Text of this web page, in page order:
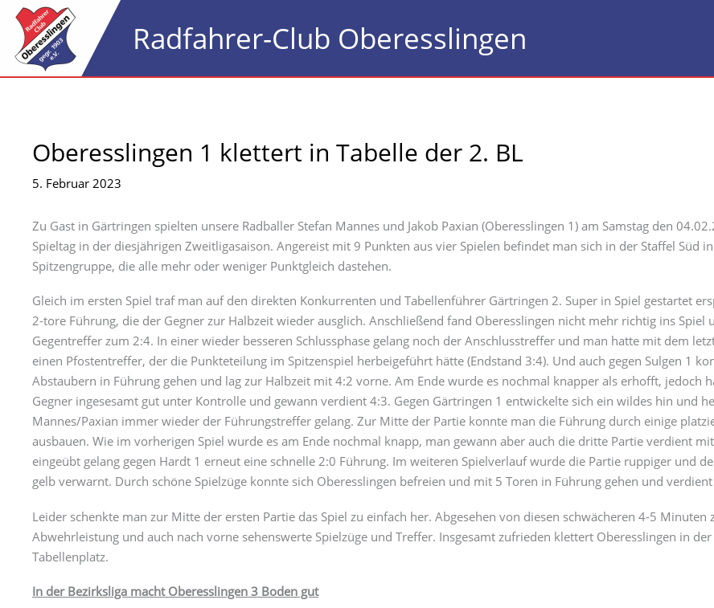
Zum
Inhalt
springen
Radfahrer-Club Oberesslingen
Oberesslingen 1 klettert in Tabelle der 2. BL
5. Februar 2023
Zu Gast in Gärtringen spielten unsere Radballer Stefan Mannes und Jakob Paxian (Oberesslingen 1) am Samstag den
Spieltag in der diesjährigen Zweitligasaison. Angereist mit 9 Punkten aus vier Spielen befindet man sich in der Staffel Süd
Spitzengruppe, die alle mehr oder weniger Punktgleich dastehen.
Gleich im ersten Spiel traf man auf den direkten Konkurrenten und Tabellenführer Gärtringen 2. Super in Spiel gestartet
2-tore Führung, die der Gegner zur Halbzeit wieder ausglich. Anschließend fand Oberesslingen nicht mehr richtig ins Spiel
Gegentreffer zum 2:4. In einer wieder besseren Schlussphase gelang noch der Anschlusstreffer und man hatte mit dem
einen Pfostentreffer, der die Punkteteilung im Spitzenspiel herbeigeführt hätte (Endstand 3:4). Und auch gegen Sulgen 1
Abstaubern in Führung gehen und lag zur Halbzeit mit 4:2 vorne. Am Ende wurde es nochmal knapper als erhofft, jedoch
Gegner ingesesamt gut unter Kontrolle und gewann verdient 4:3. Gegen Gärtringen 1 entwickelte sich ein wildes hin und
Mannes/Paxian immer wieder der Führungstreffer gelang. Zur Mitte der Partie konnte man die Führung durch einige
ausbauen. Wie im vorherigen Spiel wurde es am Ende nochmal knapp, man gewann aber auch die dritte Partie verdient
eingeübt gelang gegen Hardt 1 erneut eine schnelle 2:0 Führung. Im weiteren Spielverlauf wurde die Partie ruppiger und
gelb verwarnt. Durch schöne Spielzüge konnte sich Oberesslingen befreien und mit 5 Toren in Führung gehen und
Leider schenkte man zur Mitte der ersten Partie das Spiel zu einfach her. Abgesehen von diesen schwächeren 4-5 Minuten
Abwehrleistung und auch nach vorne sehenswerte Spielzüge und Treffer. Insgesamt zufrieden klettert Oberesslingen in
Tabellenplatz.
In der Bezirksliga macht Oberesslingen 3 Boden gut